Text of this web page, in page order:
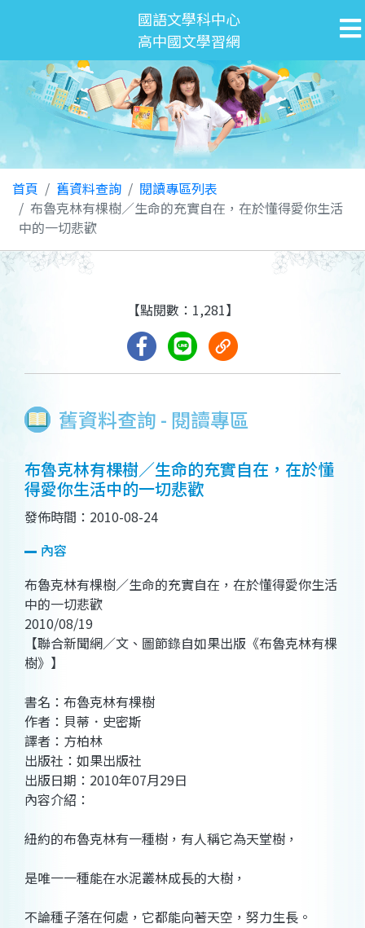
國語文學科中心
高中國文學習網
首頁 舊資料查詢
閱讀專區列表
布魯克林有棵樹／生命的充實自在，在於懂得愛你生活
中的一切悲歡
舊資料查詢 - 閱讀專區
【點閱數：1,281】
布魯克林有棵樹／生命的充實自在，在於懂
得愛你生活中的一切悲歡
發佈時間：2010-08-24
內容
布魯克林有棵樹／生命的充實自在，在於懂得愛你生活
中的一切悲歡
2010/08/19
【聯合新聞網／文、圖節錄自如果出版《布魯克林有棵
樹》】
書名：布魯克林有棵樹
作者：貝蒂．史密斯
譯者：方柏林
出版社：如果出版社
出版日期：2010年07月29日
內容介紹：
紐約的布魯克林有一種樹，有人稱它為天堂樹，
是唯一一種能在水泥叢林成長的大樹，
不論種子落在何處，它都能向著天空，努力生長。